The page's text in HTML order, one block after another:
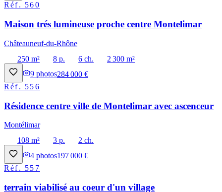
Réf. 560
Maison trés lumineuse proche centre Montelimar
Châteauneuf-du-Rhône
250 m²
8 p. 6 ch.
2 300 m²
9 photos284 000 €
Réf. 556
Résidence centre ville de Montelimar avec ascenceur
Montélimar
108 m²
3 p.
2 ch.
4 photos197 000 €
Réf. 557
terrain viabilisé au coeur d'un village